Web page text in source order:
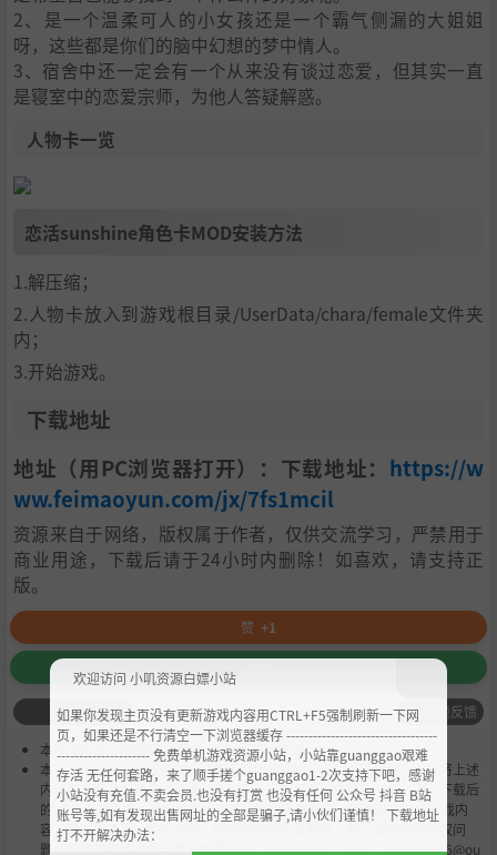
2、是一个温柔可人的小女孩还是一个霸气侧漏的大姐姐
呀，这些都是你们的脑中幻想的梦中情人。
3、宿舍中还一定会有一个从来没有谈过恋爱，但其实一直
是寝室中的恋爱宗师，为他人答疑解惑。
人物卡一览
恋活sunshine角色卡MOD安装方法
1.解压缩；
2.人物卡放入到游戏根目录/UserData/chara/female文件夹
内；
3.开始游戏。
下载地址
地址（用PC浏览器打开）：下载地址： https://w
ww.feimaoyun.com/jx/7fs1mcil
资源来自于网络，版权属于作者，仅供交流学习，严禁用于
商业用途，下载后请于24小时内删除！如喜欢，请支持正
版。
赞 +1
问题反馈
本作品是由
小叽资源会员Chobits's 搬运作品.
本站提供的资源转载自国内外各大媒体和网络，仅供试玩体验；不得将上述
内容用于商业或者非法用途，否则，一切后果请用户自负。您必须在下载后
的24个小时之内，从您的电脑中彻底删除上述内容。如果您喜欢该游戏内
容，请支持正版，购买注册，得到更好的正版服务。我们非常重视版权问
题，如有侵权请邮件与我们联系处理。敬请谅解！E-mail：acgbns666@ou
欢迎访问 小叽资源白嫖小站
如果你发现主页没有更新游戏内容用CTRL+F5强制刷新一下网
页，如果还是不行清空一下浏览器缓存 ----------------------------------
--------------------- 免费单机游戏资源小站，小站靠guanggao艰难
存活 无任何套路，来了顺手搓个guanggao1-2次支持下吧，感谢
小站没有充值.不卖会员.也没有打赏 也没有任何 公众号 抖音 B站
账号等,如有发现出售网址的全部是骗子,请小伙们谨慎！ 下载地址
打不开解决办法：